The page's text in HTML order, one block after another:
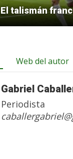
El talismán
Web del autor
Gabriel
Periodista